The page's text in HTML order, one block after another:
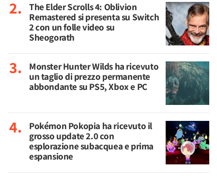
The Elder Scrolls 4: Oblivion
Remastered si presenta su Switch
2 con un folle video su
Sheogorath
Monster Hunter Wilds ha ricevuto
un taglio di prezzo permanente
abbondante su PS5, Xbox e PC
Pokémon Pokopia ha ricevuto il
grosso update 2.0 con
esplorazione subacquea e prima
espansione